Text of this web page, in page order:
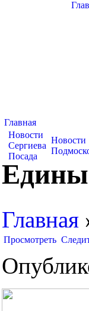
Главная
Новости
Сергиева
Посада
Новости
Главная
Просмотреть